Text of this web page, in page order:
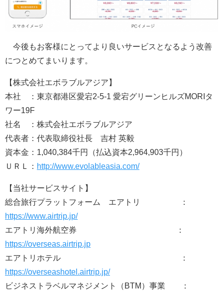
今後もお客様にとってより良いサービスとなるよう改善
につとめてまいります。
【株式会社エボラブルアジア】
本社 ：東京都港区愛宕2-5-1 愛宕グリーンヒルズMORIタ
ワー19F
社名 ：株式会社エボラブルアジア
代表者：代表取締役社長 吉村 英毅
資本金：1,040,384千円（払込資本2,964,903千円）
ＵＲＬ： http://www.evolableasia.com/
【当社サービスサイト】
総合旅行プラットフォーム エアトリ ：
https://www.airtrip.jp/
エアトリ海外航空券 ：
https://overseas.airtrip.jp
エアトリホテル ：
https://overseashotel.airtrip.jp/
ビジネストラベルマネジメント（BTM）事業 ：